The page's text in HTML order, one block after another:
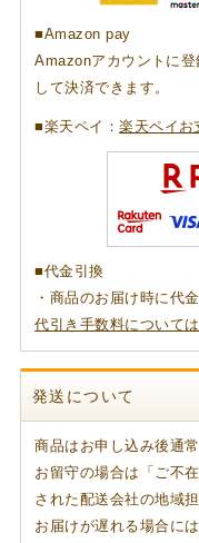
■Amazon pay
Amazonアカウントに
して決済できます。
■楽天ペイ：楽天ペイ
■代金引換
・商品のお届け時に代
代引き手数料について
発送について
商品はお申し込み後通
お留守の場合は「ご不
された配送会社の地域
お届けが遅れる場合に